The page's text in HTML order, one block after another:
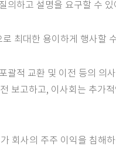
의하고 설명을 요구할 수 있
최대한 용이하게 행사할
적 교환 및 이전 등의 의
보고하고, 이사회는 추가
회사의 주주 이익을 침해